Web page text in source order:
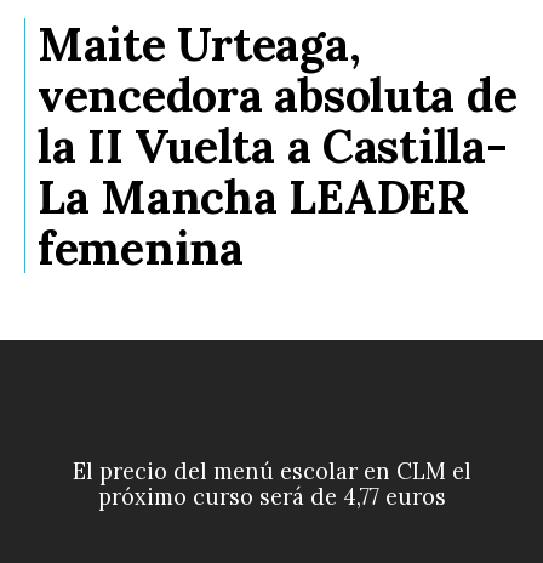
Maite Urteaga,
vencedora absoluta de
la II Vuelta a Castilla-
La Mancha LEADER
femenina
El precio del menú escolar en CLM el
próximo curso será de 4,77 euros